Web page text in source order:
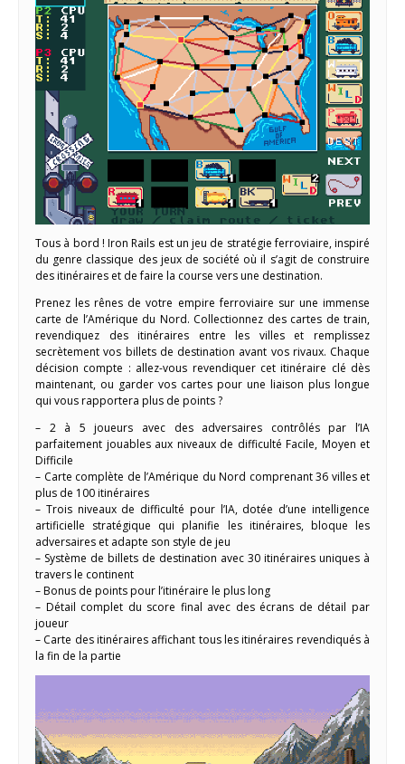
Tous à bord ! Iron Rails est un jeu de stratégie ferroviaire, inspiré
du genre classique des jeux de société où il s’agit de construire
des itinéraires et de faire la course vers une destination.
Prenez les rênes de votre empire ferroviaire sur une immense
carte de l’Amérique du Nord. Collectionnez des cartes de train,
revendiquez des itinéraires entre les villes et remplissez
secrètement vos billets de destination avant vos rivaux. Chaque
décision compte : allez-vous revendiquer cet itinéraire clé dès
maintenant, ou garder vos cartes pour une liaison plus longue
qui vous rapportera plus de points ?
– 2 à 5 joueurs avec des adversaires contrôlés par l’IA
parfaitement jouables aux niveaux de difficulté Facile, Moyen et
Difficile
– Carte complète de l’Amérique du Nord comprenant 36 villes et
plus de 100 itinéraires
– Trois niveaux de difficulté pour l’IA, dotée d’une intelligence
artificielle stratégique qui planifie les itinéraires, bloque les
adversaires et adapte son style de jeu
– Système de billets de destination avec 30 itinéraires uniques à
travers le continent
– Bonus de points pour l’itinéraire le plus long
– Détail complet du score final avec des écrans de détail par
joueur
– Carte des itinéraires affichant tous les itinéraires revendiqués à
la fin de la partie